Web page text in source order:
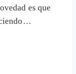
es que